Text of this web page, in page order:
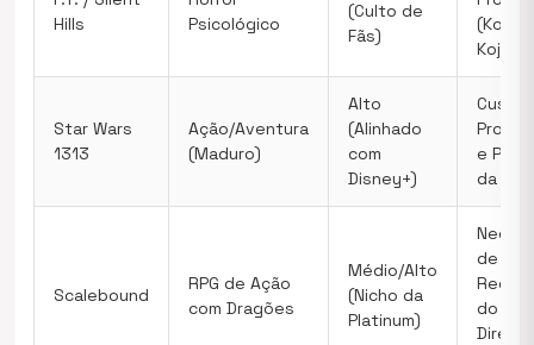
Hills
Psicológico
(Culto de
Fãs)
Kojima)
Star Wars
1313
Ação/Aventura
(Maduro)
Alto
(Alinhado
com
Disney+)
e
da
Scalebound
RPG de Ação
com Dragões
Médio/Alto
(Nicho da
Platinum)
de
do